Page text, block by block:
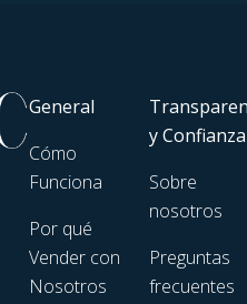
General
Cómo
Funciona
Por qué
Vender con
Nosotros
y Confianza
Sobre
nosotros
Preguntas
frecuentes